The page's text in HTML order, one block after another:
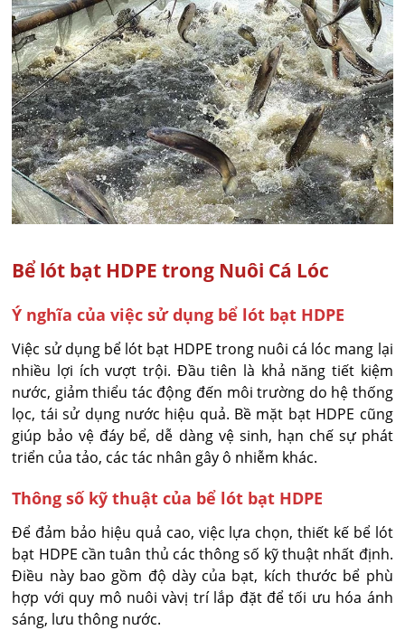
Bể lót bạt HDPE trong Nuôi Cá Lóc
Ý nghĩa của việc sử dụng bể lót bạt HDPE
Việc sử dụng bể lót bạt HDPE trong nuôi cá lóc mang lại
nhiều lợi ích vượt trội. Đầu tiên là khả năng tiết kiệm
nước, giảm thiểu tác động đến môi trường do hệ thống
lọc, tái sử dụng nước hiệu quả. Bề mặt bạt HDPE cũng
giúp bảo vệ đáy bể, dễ dàng vệ sinh, hạn chế sự phát
triển của tảo, các tác nhân gây ô nhiễm khác.
Thông số kỹ thuật của bể lót bạt HDPE
Để đảm bảo hiệu quả cao, việc lựa chọn, thiết kế bể lót
bạt HDPE cần tuân thủ các thông số kỹ thuật nhất định.
Điều này bao gồm độ dày của bạt, kích thước bể phù
hợp với quy mô nuôi vàvị trí lắp đặt để tối ưu hóa ánh
sáng, lưu thông nước.